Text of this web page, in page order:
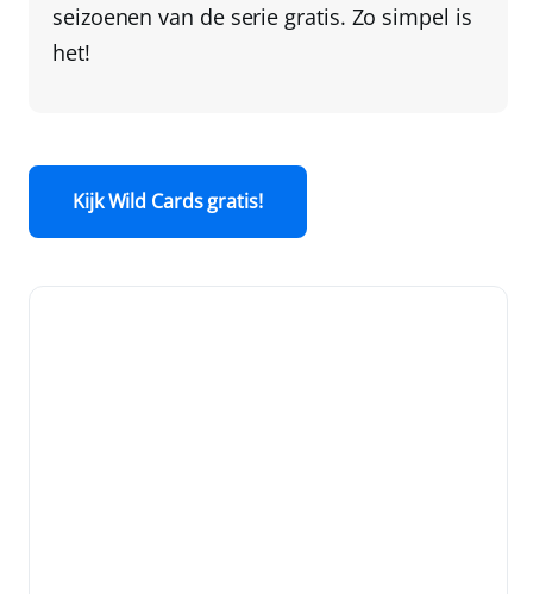
seizoenen van de serie gratis. Zo simpel is
het!
Kijk Wild Cards gratis!